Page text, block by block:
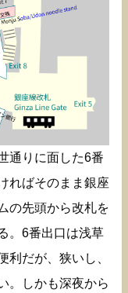
通りに面した6番
ればそのまま銀座
の先頭から改札を
。6番出口は浅草
利だが、狭いし、
。しかも深夜から